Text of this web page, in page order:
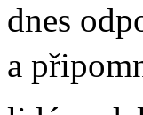
dnes
a